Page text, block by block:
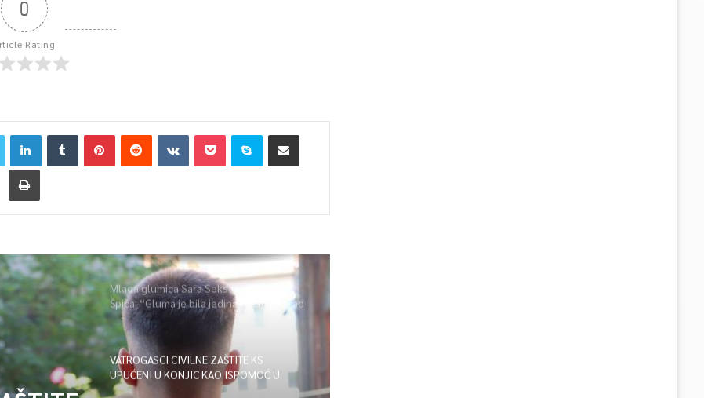
0
Rating
Mlada glumica Sara Seksan u emisiji
Špica: “Gluma je bila jedina opcija, uz rad
i disciplinu sve je moguće”
VATROGASCI CIVILNE ZAŠTITE KS
UPUĆENI U KONJIC KAO ISPOMOĆ U
GAŠENJU POŽARA